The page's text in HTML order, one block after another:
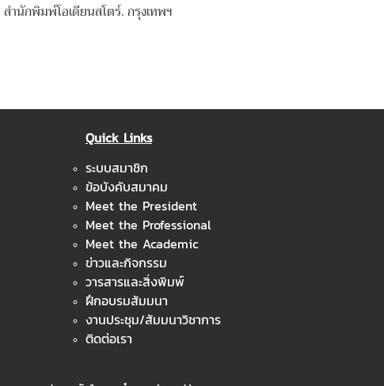
ำนักพิมพ์โอเดียนสโตร์. กรุงเทพฯ
Quick Links
ระบบสมาชิก
ข้อบังคับสมาคม
Meet the President
Meet the Professional
Meet the Academic
ข่าวและกิจกรรม
วารสารและสิ่งพิมพ์
ฝึกอบรมสัมมนา
งานประชุม/สัมมนาวิชาการ
ติดต่อเรา